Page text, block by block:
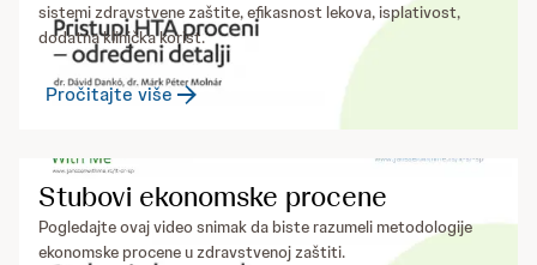
sistemi zdravstvene zaštite, efikasnost lekova, isplativost,
dodatna klinička korist.
Pročitajte više
Stubovi ekonomske procene
Pogledajte ovaj video snimak da biste razumeli metodologije
ekonomske procene u zdravstvenoj zaštiti.